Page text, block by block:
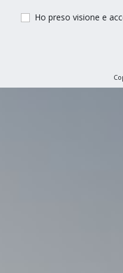
Ho preso visione e